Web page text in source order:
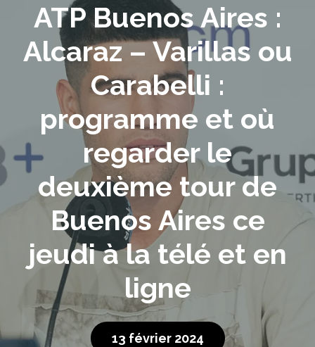
ATP Buenos Aires :
Alcaraz – Varillas ou
Carabelli :
programme et où
regarder le
deuxième tour de
Buenos Aires ce
jeudi à la télé et en
ligne
13 février 2024